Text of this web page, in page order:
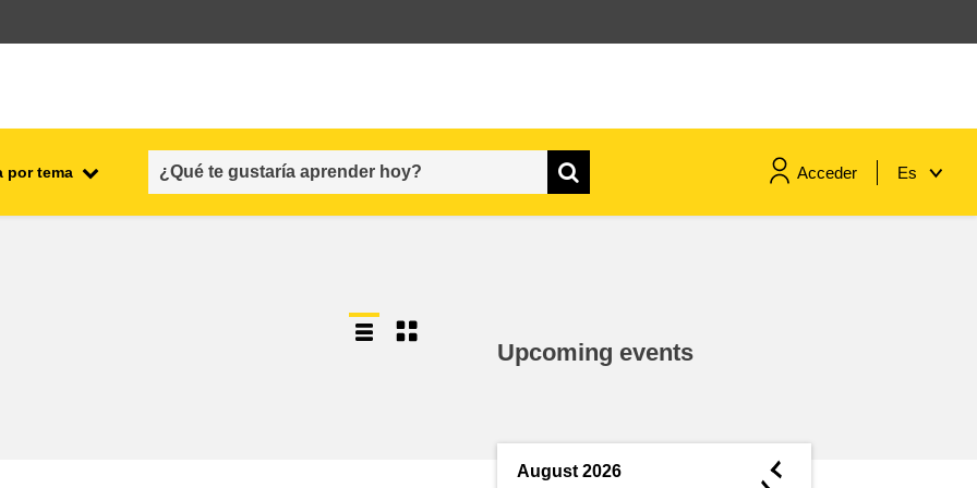
por tema Acceder Es
cadena y seguridad alimenticias
el sector público
Upcoming events
August 2026 ◄